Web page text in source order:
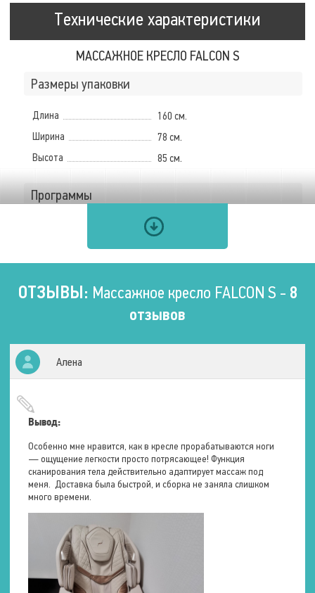
Технические характеристики
МАССАЖНОЕ КРЕСЛО FALCON S
Размеры упаковки
Длина
160 см.
Ширина
78 см.
Высота
85 см.
Программы
Количество автоматических
10 шт.
Количество запоминаемых
Количество комбинаций
5 мин
30 мин
Растягивание
Нижняя область спины
Тайское растягивание
Количество точек
275 шт.
Функции
Сканирование тела
ОТЗЫВЫ: Массажное кресло FALCON S - 8
отзывов
Алена
Вывод:
Особенно мне нравится, как в кресле прорабатываются ноги
— ощущение легкости просто потрясающее! Функция
сканирования тела действительно адаптирует массаж под
меня. Доставка была быстрой, и сборка не заняла слишком
много времени.